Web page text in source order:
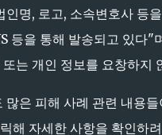
명, 로고, 소속변호사 등
등을 통해 발송되고 있다"
는 개인 정보를 요창하지
많은 피해 사례 관련 내용
해 자세한 사항을 확인하